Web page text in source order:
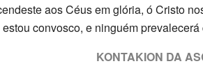
aos Céus em glória, ó Cristo
convosco, e ninguém prevalecerá
KONTAKION DA